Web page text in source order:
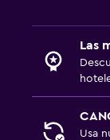
Las
Usa